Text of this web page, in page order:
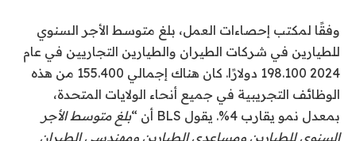
وفقًا لمكتب إحصاءات العمل، بلغ متوسط ​​الأجر السنوي
للطيارين في شركات الطيران والطيارين التجاريين في عام
2024 198.100 دولارًا.
كان هناك إجمالي 155.400 من هذه
الوظائف التجريبية في جميع أنحاء الولايات المتحدة،
بمعدل نمو يقارب 4%. يقول BLS أن “
بلغ متوسط ​​الأجر
السنوي للطيارين ومساعدي الطيارين ومهندسي الطيران